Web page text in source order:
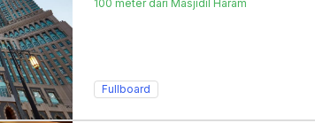
100 meter dari Masjidil Haram
Fullboard